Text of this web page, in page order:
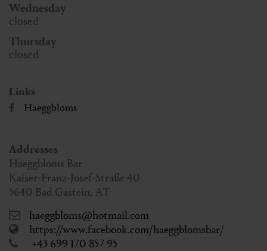
Wednesday
closed
Thursday
closed
Links
Haeggbloms
Addresses
Haeggbloms Bar
Kaiser-Franz-Josef-Straße 40
5640 Bad Gastein, AT
haeggbloms@hotmail.com
https://www.facebook.com/haeggblomsbar/
+43 699 170 857 95